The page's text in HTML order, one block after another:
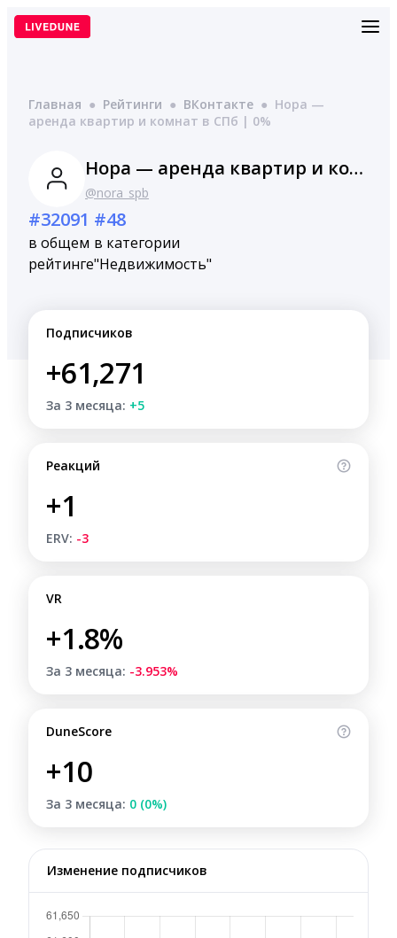
Перейти
Главная ● Рейтинги ● ВКонтакте ● Нора —
аренда квартир и комнат в СПб | 0%
Нора — аренда квартир и комнат в СПб | 0%
@nora_spb
#32091
в общем
рейтинге
#48
в категории
"Недвижимость"
Подписчиков
+61,271
За 3 месяца: +5
Реакций
+1
ERV: -3
VR
+1.8%
За 3 месяца: -3.953%
DuneScore
+10
За 3 месяца: 0 (0%)
Изменение подписчиков